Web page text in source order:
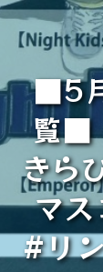
■5
覧■
きら
マ
#リ